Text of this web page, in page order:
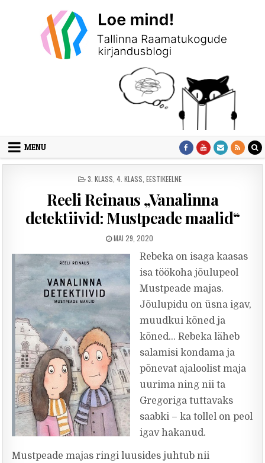
MENU
POSTED IN
3. KLASS 4. KLASS EESTIKEELNE
Reeli Reinaus „Vanalinna
detektiivid: Mustpeade maalid“
PUBLISHED DATE:
MAI 29, 2020
Rebeka on isaga kaasas
isa töökoha jõulupeol
Mustpeade majas.
Jõulupidu on üsna igav,
muudkui kõned ja
kõned… Rebeka läheb
salamisi kondama ja
põnevat ajaloolist maja
uurima ning nii ta
Gregoriga tuttavaks
saabki – ka tollel on peol
igav hakanud.
Mustpeade majas ringi luusides juhtub nii